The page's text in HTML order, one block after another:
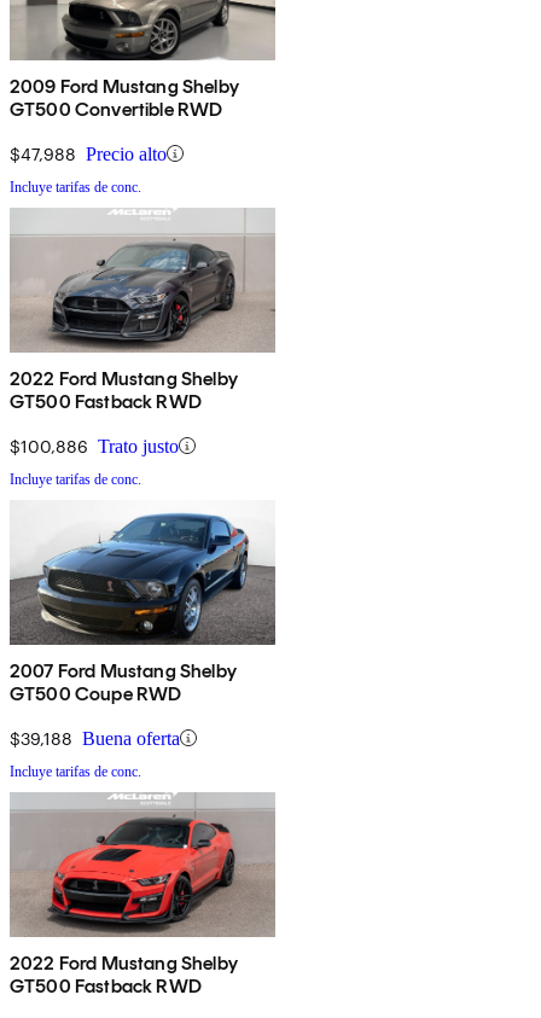
2009 Ford Mustang Shelby
GT500 Convertible RWD
$47,988 Precio alto
Incluye tarifas de conc.
2022 Ford Mustang Shelby
GT500 Fastback RWD
$100,886 Trato justo
Incluye tarifas de conc.
2007 Ford Mustang Shelby
GT500 Coupe RWD
$39,188 Buena oferta
Incluye tarifas de conc.
2022 Ford Mustang Shelby
GT500 Fastback RWD